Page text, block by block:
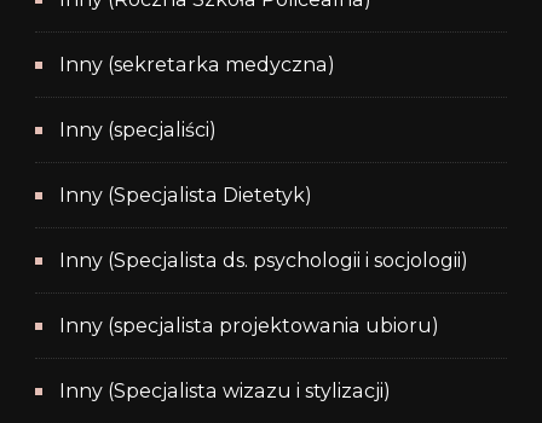
Inny (sekretarka medyczna)
Inny (specjaliści)
Inny (Specjalista Dietetyk)
Inny (Specjalista ds. psychologii i socjologii)
Inny (specjalista projektowania ubioru)
Inny (Specjalista wizazu i stylizacji)